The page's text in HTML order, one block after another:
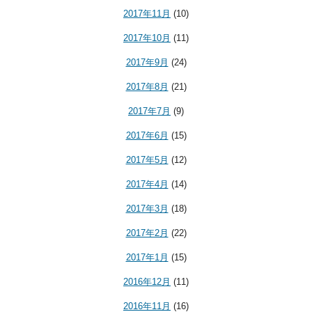
2017年11月 (10)
2017年10月 (11)
2017年9月 (24)
2017年8月 (21)
2017年7月 (9)
2017年6月 (15)
2017年5月 (12)
2017年4月 (14)
2017年3月 (18)
2017年2月 (22)
2017年1月 (15)
2016年12月 (11)
2016年11月 (16)